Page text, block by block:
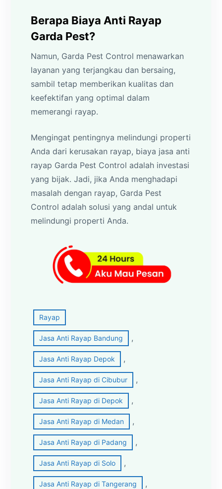
Berapa Biaya Anti Rayap
Garda Pest?
Namun, Garda Pest Control menawarkan
layanan yang terjangkau dan bersaing,
sambil tetap memberikan kualitas dan
keefektifan yang optimal dalam
memerangi rayap.
Mengingat pentingnya melindungi properti
Anda dari kerusakan rayap, biaya jasa anti
rayap Garda Pest Control adalah investasi
yang bijak. Jadi, jika Anda menghadapi
masalah dengan rayap, Garda Pest
Control adalah solusi yang andal untuk
melindungi properti Anda.
Rayap
Jasa Anti Rayap Bandung ,
Jasa Anti Rayap Depok ,
Jasa Anti Rayap di Cibubur ,
Jasa Anti Rayap di Depok ,
Jasa Anti Rayap di Medan ,
Jasa Anti Rayap di Padang ,
Jasa Anti Rayap di Solo ,
Jasa Anti Rayap di Tangerang ,